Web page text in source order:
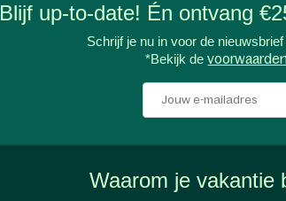
Blijf up-to-date! Én ontvang
Schrijf je nu in voor de
*Bekijk de
Waarom je vakantie